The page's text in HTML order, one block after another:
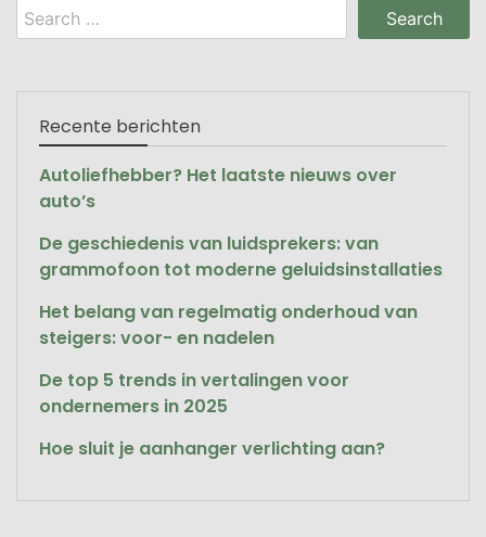
Search
for:
Recente berichten
Autoliefhebber? Het laatste nieuws over
auto’s
De geschiedenis van luidsprekers: van
grammofoon tot moderne geluidsinstallaties
Het belang van regelmatig onderhoud van
steigers: voor- en nadelen
De top 5 trends in vertalingen voor
ondernemers in 2025
Hoe sluit je aanhanger verlichting aan?